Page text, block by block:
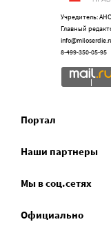
Учредитель:
Главный
8-499-350-05-95
Портал
Наши партнеры
Мы в соц.сетях
Официально